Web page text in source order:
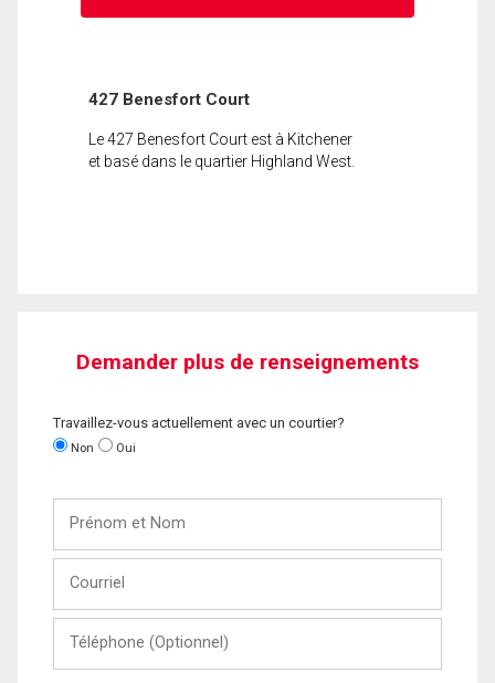
427 Benesfort Court
Le 427 Benesfort Court est à Kitchener
et basé dans le quartier Highland West.
Demander plus de renseignements
Travaillez-vous actuellement avec un courtier?
Non Oui
Nom
(Optionnel)